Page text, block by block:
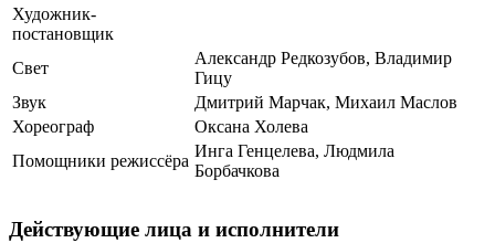
Художник-
постановщик
Свет
Александр Редкозубов, Владимир
Гицу
Звук
Дмитрий Марчак, Михаил Маслов
Хореограф
Оксана Холева
Помощники режиссёра
Инга Генцелева, Людмила
Борбачкова
Действующие лица и исполнители